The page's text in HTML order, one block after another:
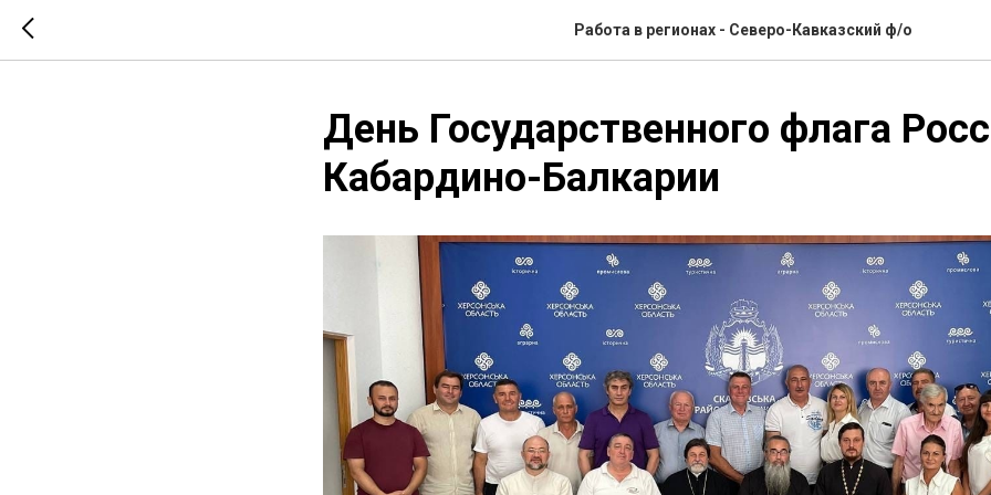
Работа в регионах - Северо-Кавказский ф/о
День Государственного флага
Кабардино-Балкарии